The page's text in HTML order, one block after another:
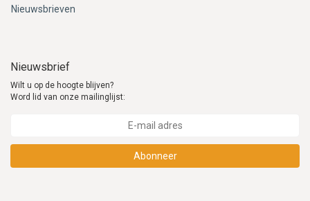
Nieuwsbrieven
Nieuwsbrief
Wilt u op de hoogte blijven?
Word lid van onze mailinglijst:
Abonneer